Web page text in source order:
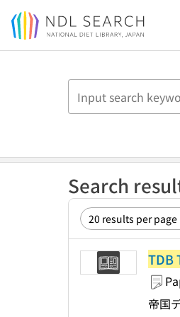
Jump to main content
Search
TDB
帝国